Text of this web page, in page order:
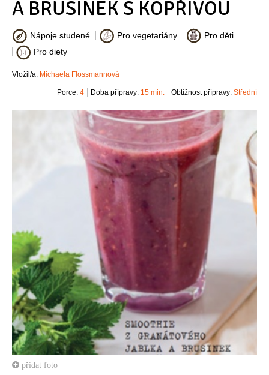
A BRUSINEK S KOPŘIVOU
Nápoje studené Pro vegetariány
Pro děti
Pro diety
Vložil/a: Michaela Flossmannová
Obtížnost přípravy: Střední
Doba přípravy: 15 min.
Porce: 4
přidat foto